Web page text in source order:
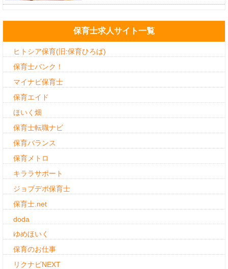
保育士求人サイト一覧
ヒトシア保育(旧:保育ひろば)
保育士バンク！
マイナビ保育士
保育エイド
ほいく畑
保育士転職ナビ
保育バランス
保育メトロ
キララサポート
ジョブデポ保育士
保育士.net
doda
ゆめほいく
保育のお仕事
リクナビNEXT